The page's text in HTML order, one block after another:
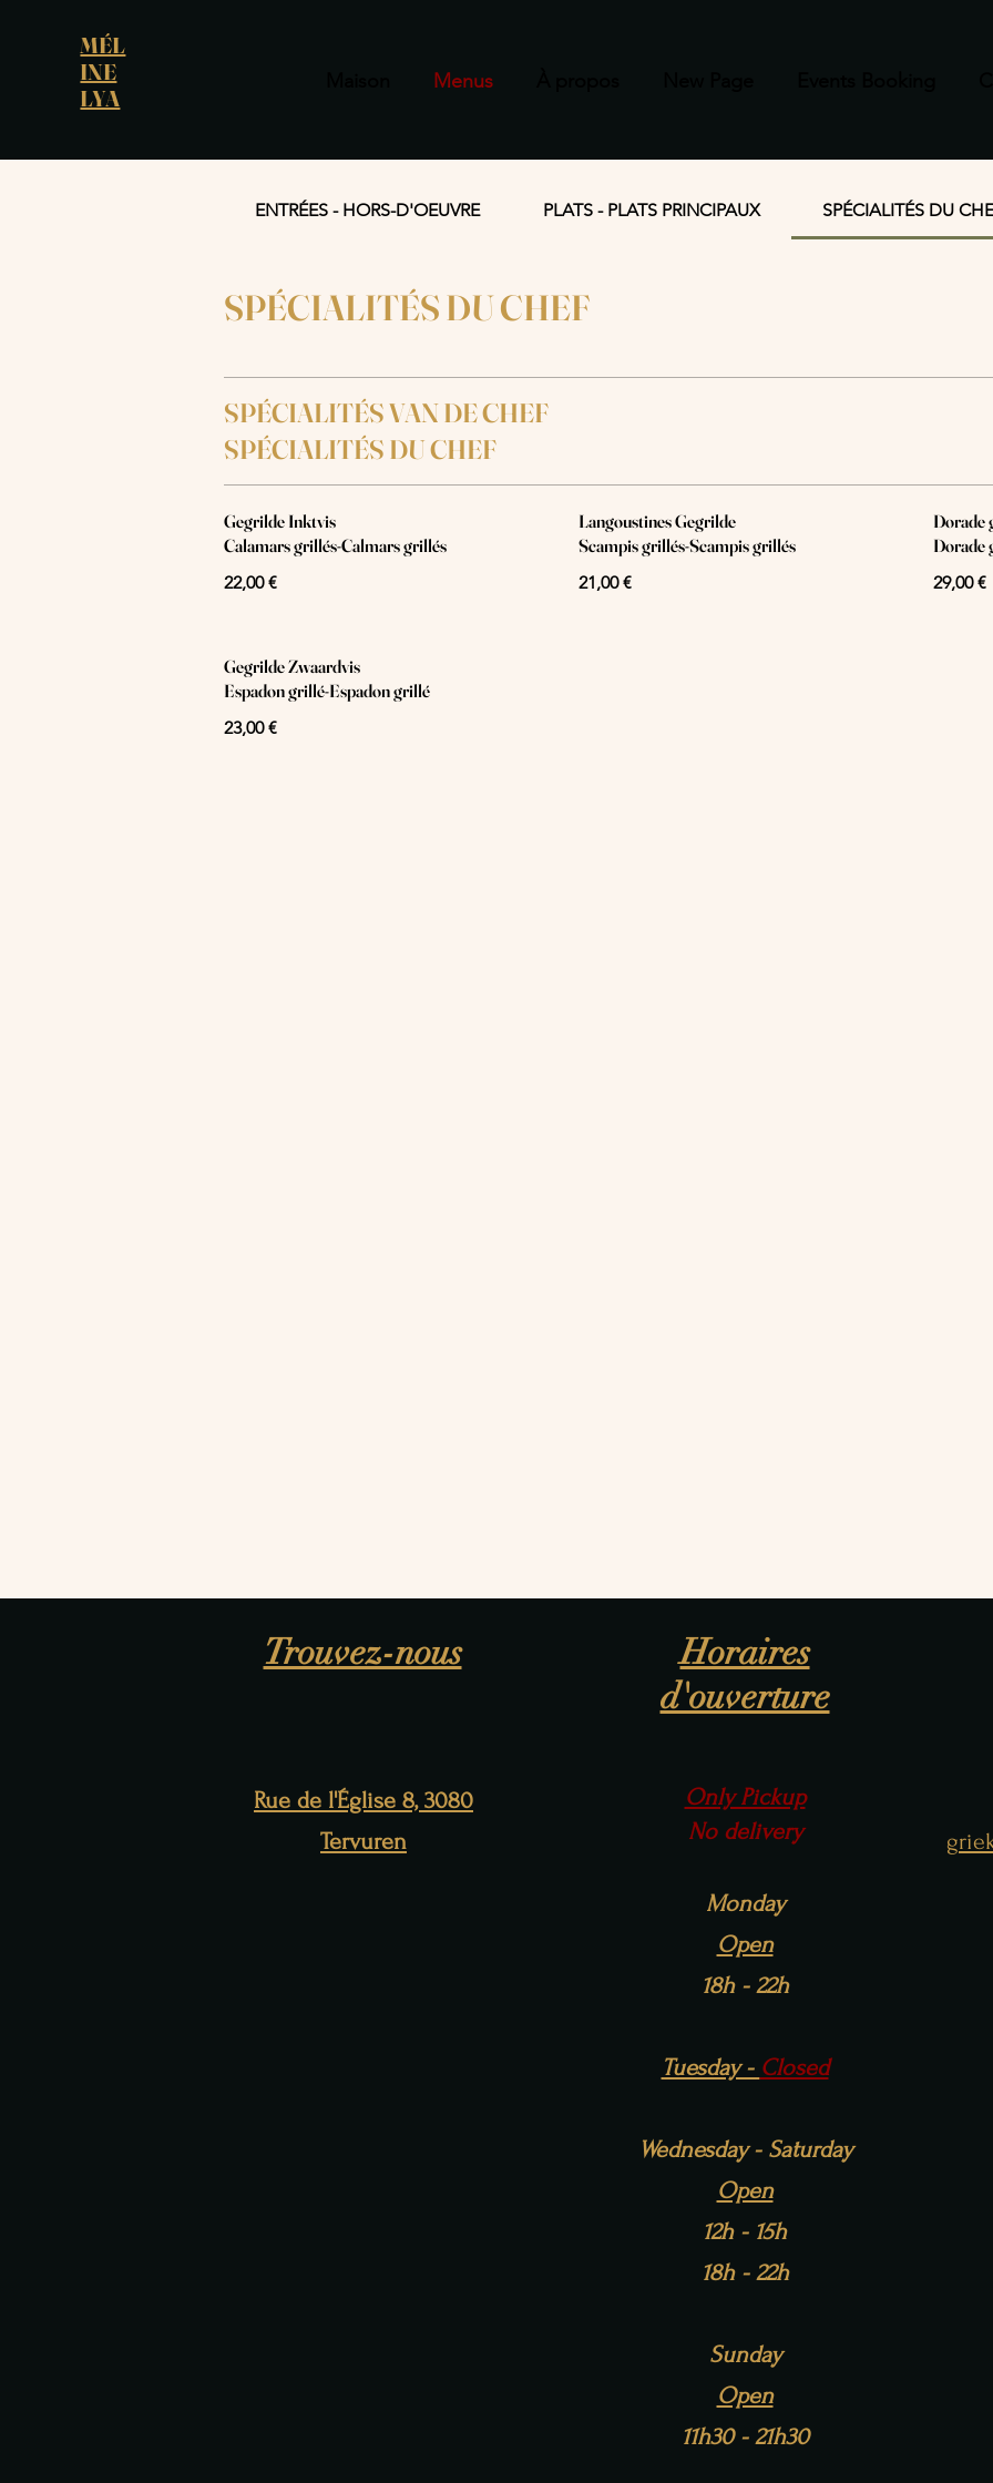
MÉL
INE
LYA
Menus
ENTRÉES - HORS-D'OEUVRE PLATS - PLATS PRINCIPAUX SPÉCIALITÉS DU
SPÉCIALITÉS DU CHEF
SPÉCIALITÉS VAN DE CHEF
SPÉCIALITÉS DU CHEF
Gegrilde Inktvis
Calamars grillés-Calmars grillés
22,00 €
Langoustines Gegrilde
Scampis grillés-Scampis grillés
21,00 €
Dorade
Dorade
29,00 €
Gegrilde Zwaardvis
Espadon grillé-Espadon grillé
23,00 €
Trouvez-nous
Rue de l'Église 8, 3080
Tervuren
Horaires
d'ouverture
Only Pickup
No delivery
Monday
Open
18h - 22h
Tuesday - Closed
Wednesday - Saturday
Open
12h - 15h
18h - 22h
Sunday
Open
11h30 - 21h30